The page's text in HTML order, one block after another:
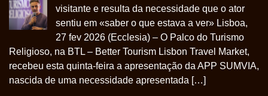
visitante e resulta da necessidade que o ator
sentiu em «saber o que estava a ver» Lisboa,
27 fev 2026 (Ecclesia) – O Palco do Turismo
Religioso, na BTL – Better Tourism Lisbon Travel Market,
recebeu esta quinta-feira a apresentação da APP SUMVIA,
nascida de uma necessidade apresentada […]